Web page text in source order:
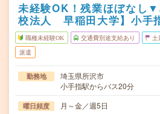
未経験OK！残業ほぼなし
校法人 早稲田大学】小手
職種未経験OK 交通費別途支給あり 土
派遣
勤務地
埼玉県所沢市
小手指駅からバス20分
曜日頻度 月～金／週5日